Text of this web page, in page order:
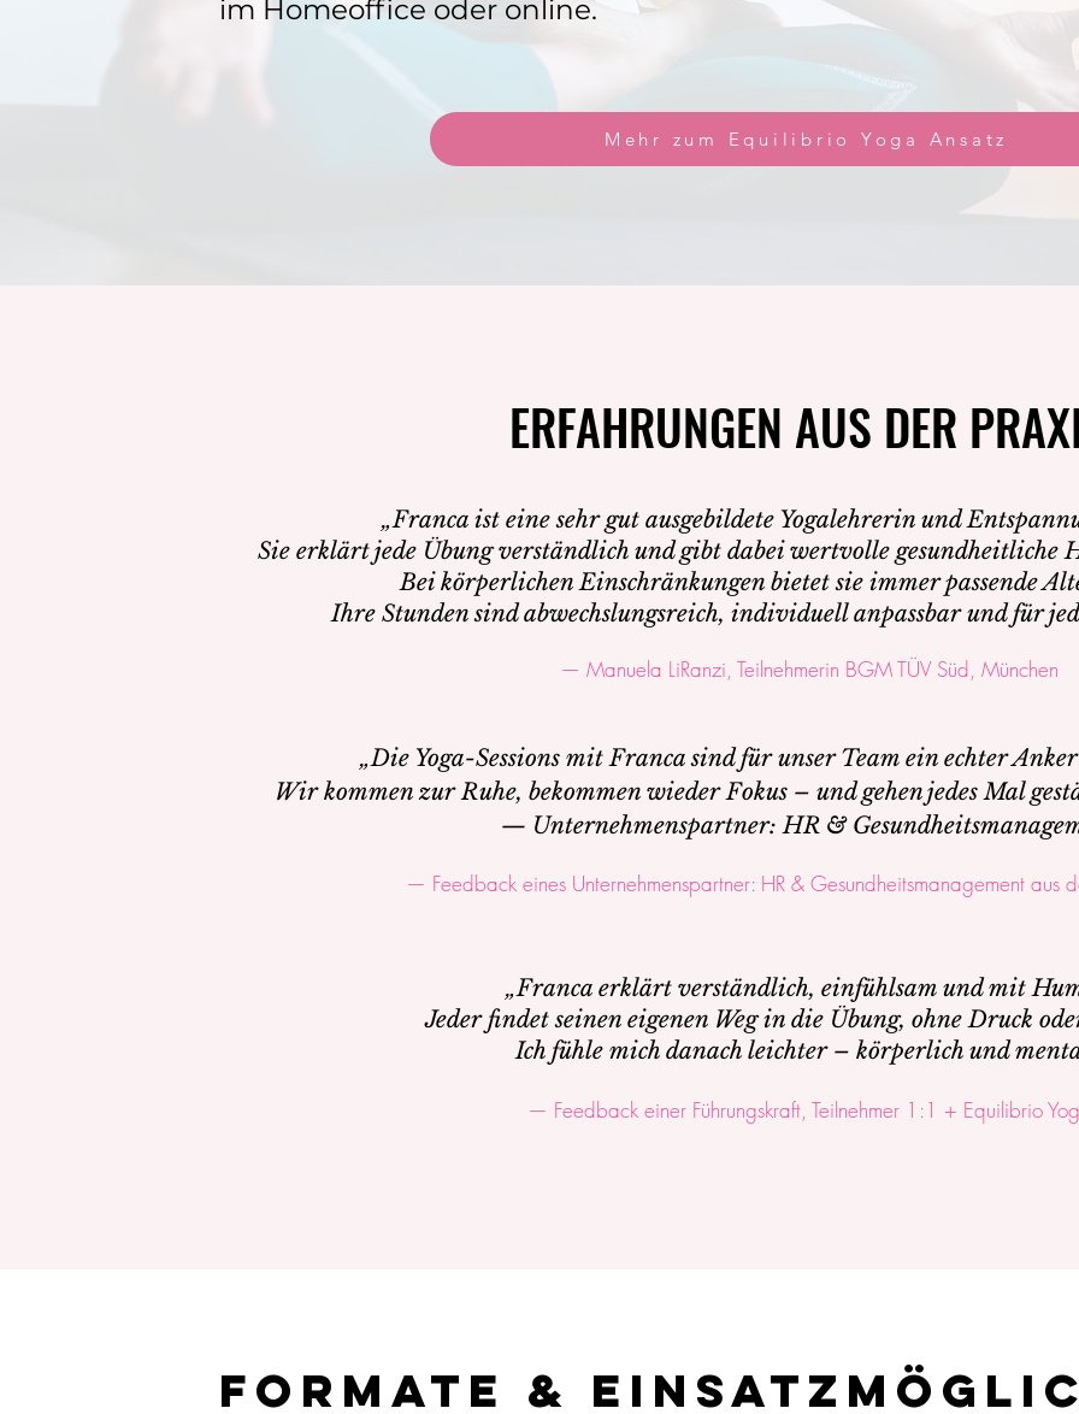
im Homeoffice oder online.
Mehr zum Equilibrio Yoga Ansatz
ERFAHRUNGEN AUS DER
ERFAHRUNGEN AUS DER
„Franca ist eine sehr gut ausgebildete Yogalehrerin und
Sie erklärt jede Übung verständlich und gibt dabei wertvolle
Bei körperlichen Einschränkungen bietet sie immer passende
Ihre Stunden sind abwechslungsreich, individuell anpassbar und für
— Manuela LiRanzi, Teilnehmerin BGM TÜV Süd, München
„Die Yoga-Sessions mit Franca sind für unser Team ein echter
Wir kommen zur Ruhe, bekommen wieder Fokus – und gehen jedes Mal
— Unternehmenspartner: HR &
— Feedback eines Unternehmenspartner: HR & Gesundheitsmanagement aus
„Franca erklärt verständlich, einfühlsam und mit
Jeder findet seinen eigenen Weg in die Übung, ohne Druck
Ich fühle mich danach leichter – körperlich und
— Feedback einer Führungskraft, Teilnehmer 1:1 + Equilibrio
Formate &